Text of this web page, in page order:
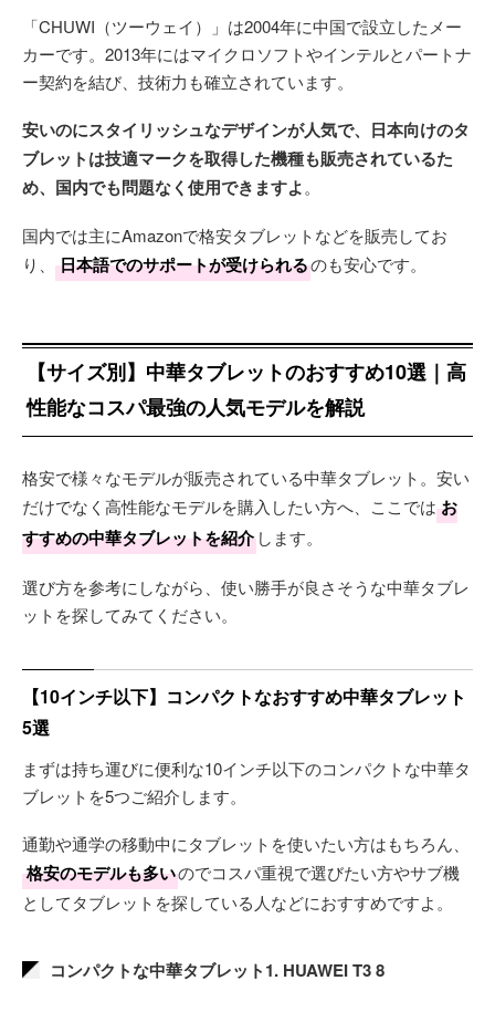
「CHUWI（ツーウェイ）」は2004年に中国で設立したメー
カーです。2013年にはマイクロソフトやインテルとパートナ
ー契約を結び、技術力も確立されています。
安いのにスタイリッシュなデザインが人気で、日本向けのタ
ブレットは技適マークを取得した機種も販売されているた
め、国内でも問題なく使用できますよ。
国内では主にAmazonで格安タブレットなどを販売してお
り、
日本語でのサポートが受けられるのも安心です。
【サイズ別】中華タブレットのおすすめ10選｜高
性能なコスパ最強の人気モデルを解説
格安で様々なモデルが販売されている中華タブレット。安い
だけでなく高性能なモデルを購入したい方へ、ここでは お
すすめの中華タブレットを紹介 します。
選び方を参考にしながら、使い勝手が良さそうな中華タブレ
ットを探してみてください。
【10インチ以下】コンパクトなおすすめ中華タブレット
5選
まずは持ち運びに便利な10インチ以下のコンパクトな中華タ
ブレットを5つご紹介します。
通勤や通学の移動中にタブレットを使いたい方はもちろん、
格安のモデルも多いのでコスパ重視で選びたい方やサブ機
としてタブレットを探している人などにおすすめですよ。
コンパクトな中華タブレット1. HUAWEI T3 8